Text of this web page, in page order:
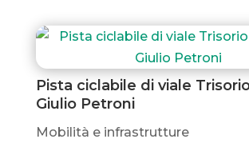
Pista ciclabile di viale
Giulio Petroni
Mobilità e infrastrutture